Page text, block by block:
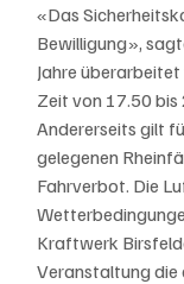
«Das
Bewilligung»,
Jahre
Zeit von 17.50
Andererseits gilt
gelegenen
Fahrverbot. Die
Kraftwerk
Veranstaltung die